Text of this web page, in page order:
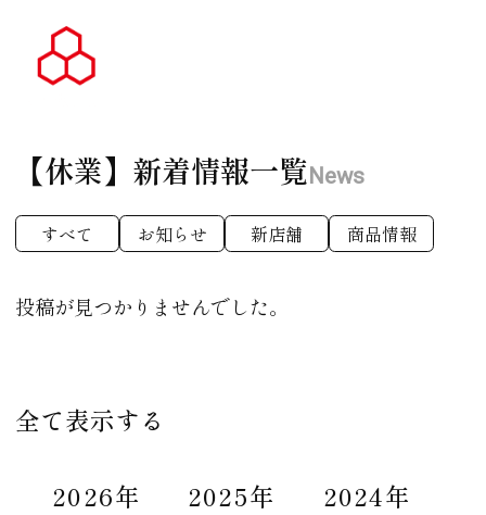
【休業】 新着情報一覧 News
すべて お知らせ 新店舗 商品情報
投稿が見つかりませんでした。
全て表示する
2026年 2025年 2024年